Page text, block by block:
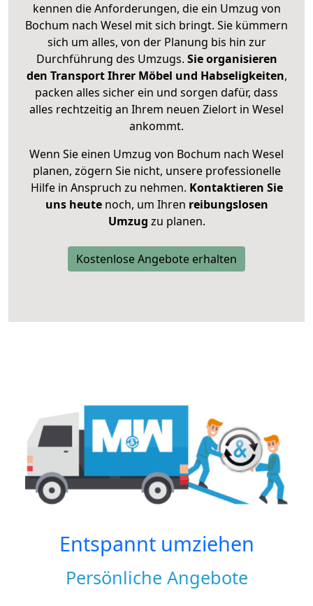
kennen die Anforderungen, die ein Umzug von
Bochum nach Wesel mit sich bringt. Sie kümmern
sich um alles, von der Planung bis hin zur
Durchführung des Umzugs. Sie organisieren
den Transport Ihrer Möbel und Habseligkeiten,
packen alles sicher ein und sorgen dafür, dass
alles rechtzeitig an Ihrem neuen Zielort in Wesel
ankommt.
Wenn Sie einen Umzug von Bochum nach Wesel
planen, zögern Sie nicht, unsere professionelle
Hilfe in Anspruch zu nehmen. Kontaktieren Sie
uns heutenoch, um Ihren reibungslosen
Umzug zu planen.
Kostenlose Angebote erhalten
Entspannt umziehen
Persönliche Angebote